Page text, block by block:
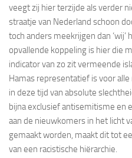
veegt zij hier terzijde als verder
straatje van Nederland schoon
toch anders meekrijgen dan
opvallende koppeling is hier die
indicator van zo zit vermeende
Hamas representatief is voor
in deze tijd van absolute
bijna exclusief antisemitisme en
aan de nieuwkomers in het licht
gemaakt worden, maakt dit tot
van een racistische hiërarchie.